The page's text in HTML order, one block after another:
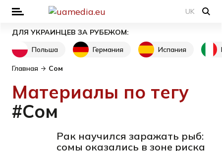
UK
ДЛЯ УКРАИНЦЕВ ЗА РУБЕЖОМ:
Польша
Германия Испания
Главная Сом
Материалы по тегу
#Сом
Рак научился заражать рыб:
сомы оказались в зоне риска